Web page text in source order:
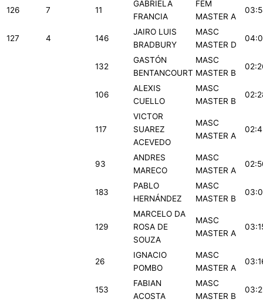
126 7 11
GABRIELA
FRANCIA
FEM
MASTER A
127 4 146
JAIRO LUIS
BRADBURY
MASC
MASTER D
132
GASTÓN
BENTANCOURT
MASC
MASTER B
106
ALEXIS
CUELLO
MASC
MASTER B
117
VICTOR
SUAREZ
ACEVEDO
MASC
MASTER A
93
ANDRES
MARECO
MASC
MASTER A
183
PABLO
HERNÁNDEZ
MASC
MASTER B
129
MARCELO DA
ROSA DE
SOUZA
MASC
MASTER A
26
IGNACIO
POMBO
MASC
MASTER A
153
FABIAN
ACOSTA
MASC
MASTER B